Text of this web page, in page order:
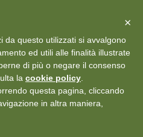
info@aceper.it Statuto
personali ×
da questo utilizzati si avvalgono
ed utili alle finalità illustrate
di più o negare il consenso
la cookie policy
questa pagina, cliccando
in altra maniera,